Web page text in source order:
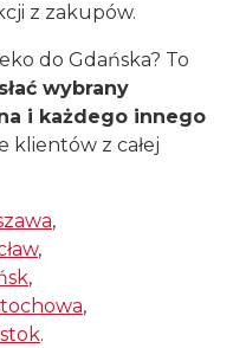
z zakupów.
do Gdańska? To
wybrany
i każdego innego
klientów z całej
,
,
,
,
.